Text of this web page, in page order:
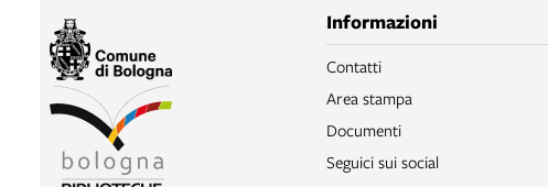
Informazioni
Contatti
Area stampa
Documenti
Seguici sui social